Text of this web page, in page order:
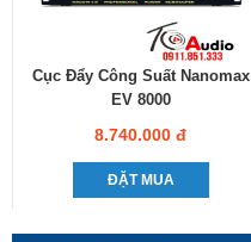
Cục Đẩy Công Suất Nanomax
EV 8000
8.740.000 đ
ĐẶT MUA